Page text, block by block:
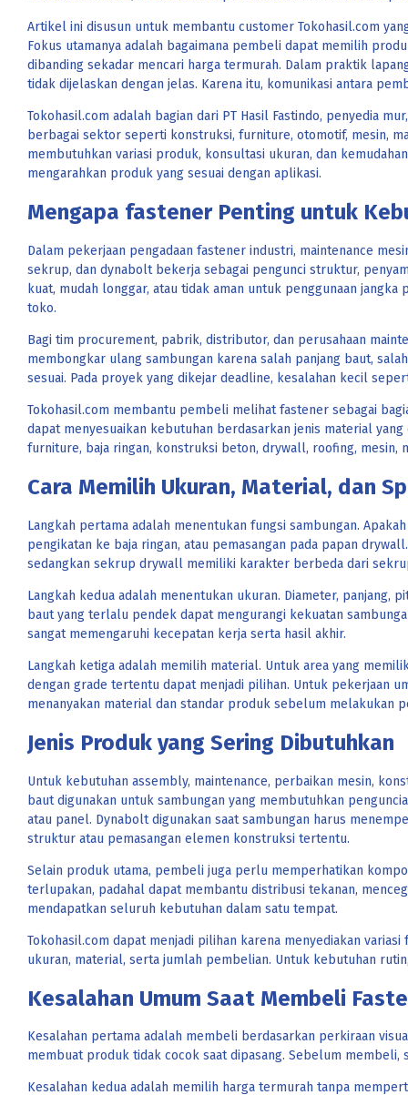
Artikel ini disusun untuk membantu customer Tokohasil.com
Fokus utamanya adalah bagaimana pembeli dapat memilih
dibanding sekadar mencari harga termurah. Dalam praktik
tidak dijelaskan dengan jelas. Karena itu, komunikasi antara
Tokohasil.com adalah bagian dari PT Hasil Fastindo, penyedia
berbagai sektor seperti konstruksi, furniture, otomotif, mesin,
membutuhkan variasi produk, konsultasi ukuran, dan
mengarahkan produk yang sesuai dengan aplikasi.
Mengapa fastener Penting untuk
Dalam pekerjaan pengadaan fastener industri, maintenance
sekrup, dan dynabolt bekerja sebagai pengunci struktur,
kuat, mudah longgar, atau tidak aman untuk penggunaan
toko.
Bagi tim procurement, pabrik, distributor, dan perusahaan
membongkar ulang sambungan karena salah panjang baut,
sesuai. Pada proyek yang dikejar deadline, kesalahan kecil
Tokohasil.com membantu pembeli melihat fastener sebagai
dapat menyesuaikan kebutuhan berdasarkan jenis material
furniture, baja ringan, konstruksi beton, drywall, roofing, mesin,
Cara Memilih Ukuran, Material, dan
Langkah pertama adalah menentukan fungsi sambungan.
pengikatan ke baja ringan, atau pemasangan pada papan
sedangkan sekrup drywall memiliki karakter berbeda dari
Langkah kedua adalah menentukan ukuran. Diameter,
baut yang terlalu pendek dapat mengurangi kekuatan
sangat memengaruhi kecepatan kerja serta hasil akhir.
Langkah ketiga adalah memilih material. Untuk area yang
dengan grade tertentu dapat menjadi pilihan. Untuk pekerjaan
menanyakan material dan standar produk sebelum melakukan
Jenis Produk yang Sering Dibutuhkan
Untuk kebutuhan assembly, maintenance, perbaikan mesin,
baut digunakan untuk sambungan yang membutuhkan
atau panel. Dynabolt digunakan saat sambungan harus
struktur atau pemasangan elemen konstruksi tertentu.
Selain produk utama, pembeli juga perlu memperhatikan
terlupakan, padahal dapat membantu distribusi tekanan,
mendapatkan seluruh kebutuhan dalam satu tempat.
Tokohasil.com dapat menjadi pilihan karena menyediakan
ukuran, material, serta jumlah pembelian. Untuk kebutuhan
Kesalahan Umum Saat Membeli
Kesalahan pertama adalah membeli berdasarkan perkiraan
membuat produk tidak cocok saat dipasang. Sebelum
Kesalahan kedua adalah memilih harga termurah tanpa